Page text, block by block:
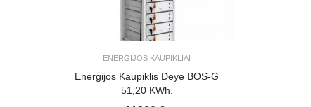
ENERGIJOS KAUPIKLIAI
Energijos Kaupiklis Deye BOS-G
51,20 KWh.